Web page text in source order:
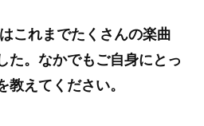
れまでたくさんの楽曲
た。なかでもご自身にとっ
えてください。